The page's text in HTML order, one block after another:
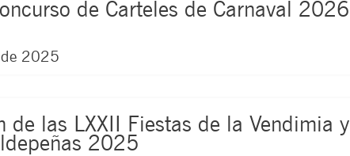
de Carteles de Carnaval 2026
2025
de las LXXII Fiestas de la Vendimia y
2025
a
a